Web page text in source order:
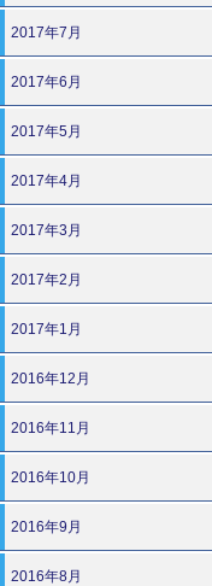
2017年7月
2017年6月
2017年5月
2017年4月
2017年3月
2017年2月
2017年1月
2016年12月
2016年11月
2016年10月
2016年9月
2016年8月